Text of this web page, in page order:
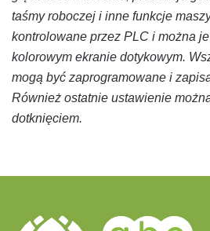
taśmy roboczej i inne funkcje
kontrolowane przez PLC i można
kolorowym ekranie dotykowym.
mogą być zaprogramowane i
Również ostatnie ustawienie
dotknięciem.